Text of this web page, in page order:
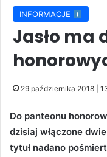
INFORMACJE
Jasło ma
29 października 2018 |
Do panteonu
dzisiaj włączone
tytuł nadano